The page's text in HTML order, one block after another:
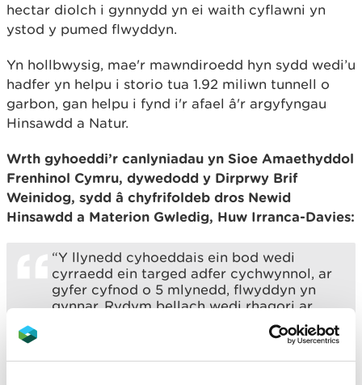
hectar diolch i gynnydd yn ei waith cyflawni yn
ystod y pumed flwyddyn.
Yn hollbwysig, mae'r mawndiroedd hyn sydd wedi’u
hadfer yn helpu i storio tua 1.92 miliwn tunnell o
garbon, gan helpu i fynd i'r afael â'r argyfyngau
Hinsawdd a Natur.
Wrth gyhoeddi’r canlyniadau yn Sioe Amaethyddol
Frenhinol Cymru, dywedodd y Dirprwy Brif
Weinidog, sydd â chyfrifoldeb dros Newid
Hinsawdd a Materion Gwledig, Huw Irranca-Davies:
“Y llynedd cyhoeddais ein bod wedi
cyrraedd ein targed adfer cychwynnol, ar
gyfer cyfnod o 5 mlynedd, flwyddyn yn
gynnar. Rydym bellach wedi rhagori ar
hynny drwy adfer cyfanswm o 3,600ha
dros bum mlynedd gyntaf y Rhaglen.